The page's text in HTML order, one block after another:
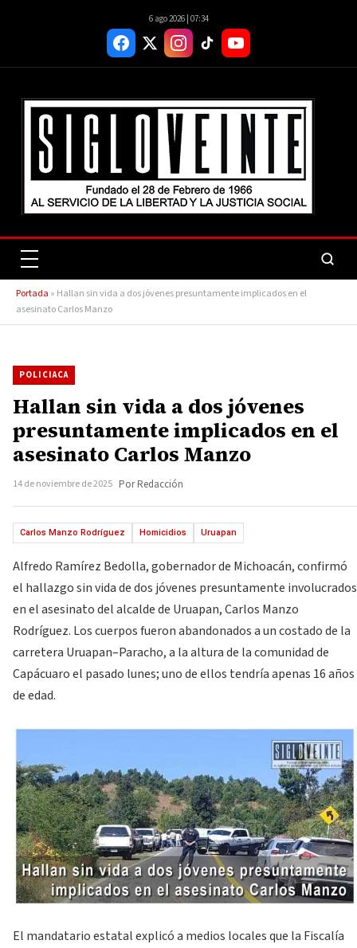
6 ago 2026 | 07:34
Portada » Hallan sin vida a dos jóvenes presuntamente implicados en el
asesinato Carlos Manzo
POLICIACA
Hallan sin vida a dos jóvenes
presuntamente implicados en el
asesinato Carlos Manzo
14 de noviembre de 2025 Por Redacción
Carlos Manzo Rodríguez Homicidios Uruapan
Alfredo Ramírez Bedolla, gobernador de Michoacán, confirmó
el hallazgo sin vida de dos jóvenes presuntamente involucrados
en el asesinato del alcalde de Uruapan, Carlos Manzo
Rodríguez. Los cuerpos fueron abandonados a un costado de la
carretera Uruapan–Paracho, a la altura de la comunidad de
Capácuaro el pasado lunes; uno de ellos tendría apenas 16 años
de edad.
El mandatario estatal explicó a medios locales que la Fiscalía